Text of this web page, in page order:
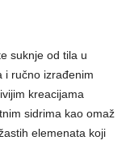
suknje od tila u
i ručno izrađenim
kreacijama
sidrima kao omaž
elemenata koji